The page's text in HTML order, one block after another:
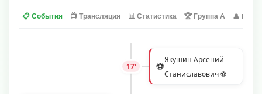
📋 События 📺 Трансляция 📊 Статистика 🏆 Группа A 👤
⚽Якушин Арсений
Станиславович ⚽
17'